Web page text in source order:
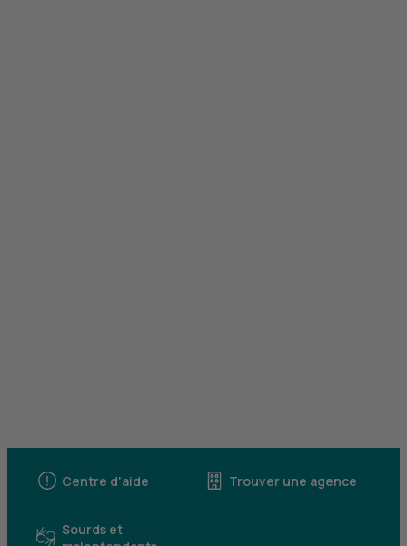
Centre d'aide Trouver une agence
Sourds et